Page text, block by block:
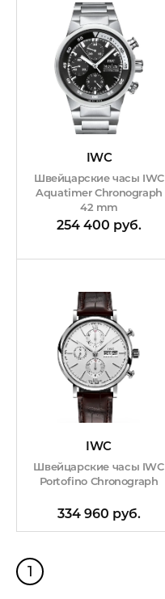
IWC
Швейцарские часы IWC
Aquatimer Chronograph
42 mm
254 400 руб.
IWC
Швейцарские часы IWC
Portofino Chronograph
334 960 руб.
1